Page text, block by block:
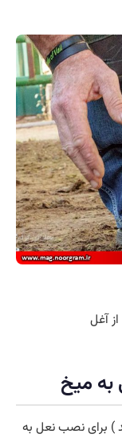
آغل
به میخ
) برای نصب نعل به